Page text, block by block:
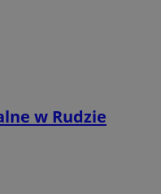
w Rudzie